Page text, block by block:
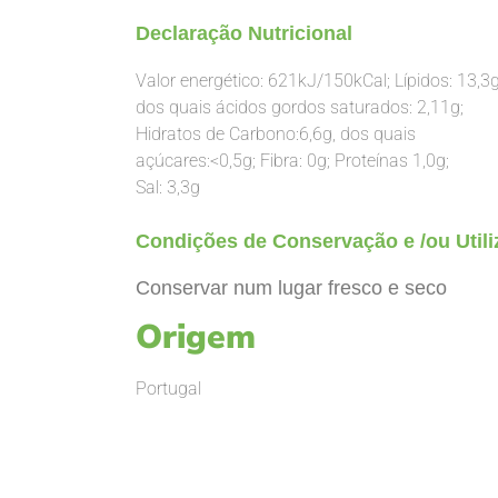
Declaração Nutricional
Valor energético: 621kJ/150kCal; Lípidos:
dos quais ácidos gordos saturados: 2,11g;
Hidratos de Carbono:6,6g, dos quais
açúcares:<0,5g; Fibra: 0g; Proteínas 1,0g;
Sal: 3,3g
Condições de Conservação e /ou
Conservar num lugar fresco e seco
Origem
Portugal